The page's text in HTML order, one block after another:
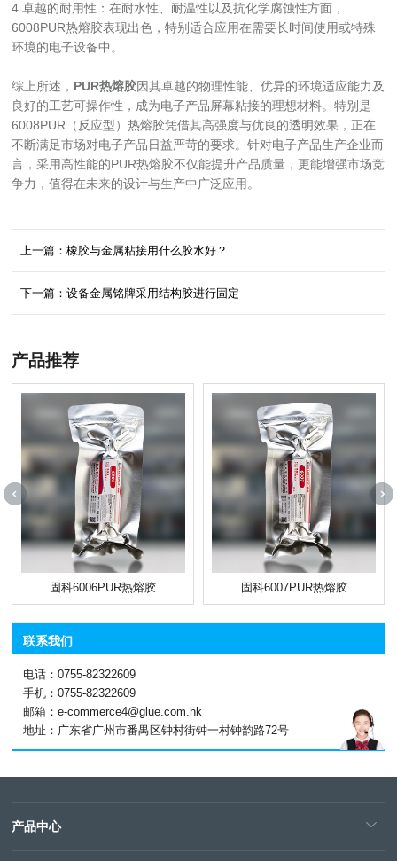
4.卓越的耐用性：在耐水性、耐温性以及抗化学腐蚀性方面，
6008PUR热熔胶表现出色，特别适合应用在需要长时间使用或特殊
环境的电子设备中。
综上所述， PUR热熔胶因其卓越的物理性能、优异的环境适应能力及
良好的工艺可操作性，成为电子产品屏幕粘接的理想材料。特别是
6008PUR（反应型）热熔胶凭借其高强度与优良的透明效果，正在
不断满足市场对电子产品日益严苛的要求。针对电子产品生产企业而
言，采用高性能的PUR热熔胶不仅能提升产品质量，更能增强市场竞
争力，值得在未来的设计与生产中广泛应用。
上一篇：橡胶与金属粘接用什么胶水好？
下一篇：设备金属铭牌采用结构胶进行固定
产品推荐
固科6006PUR热熔胶 固科6007PUR热熔胶
联系我们
电话：0755-82322609
手机：0755-82322609
邮箱：e-commerce4@glue.com.hk
地址：广东省广州市番禺区钟村街钟一村钟韵路72号
产品中心